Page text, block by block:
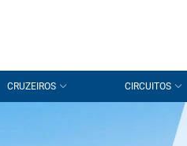
CRUZEIROS CIRCUITOS